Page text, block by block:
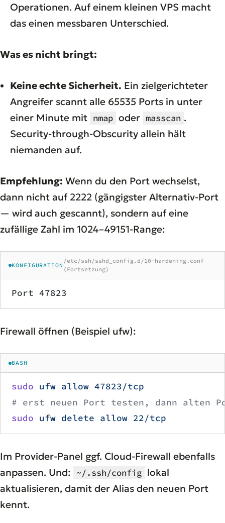
Operationen. Auf einem kleinen VPS macht
das einen messbaren Unterschied.
Was es nicht bringt:
Keine echte Sicherheit. Ein zielgerichteter
Angreifer scannt alle 65535 Ports in unter
einer Minute mit nmap oder masscan .
Security-through-Obscurity allein hält
niemanden auf.
Empfehlung: Wenn du den Port wechselst,
dann nicht auf 2222 (gängigster Alternativ-Port
— wird auch gescannt), sondern auf eine
zufällige Zahl im 1024–49151-Range:
KONFIGURATION
/etc/ssh/sshd_config.d/10-hardening.conf
(Fortsetzung)
Port 47823
Firewall öffnen (Beispiel ufw):
BASH
sudo ufw allow 47823/tcp
# erst neuen Port testen, dann alten
sudo ufw delete allow 22/tcp
Im Provider-Panel ggf. Cloud-Firewall ebenfalls
anpassen. Und: ~/.ssh/config lokal
aktualisieren, damit der Alias den neuen Port
kennt.